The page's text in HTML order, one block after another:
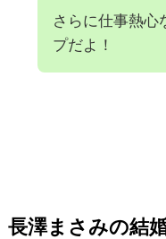
さらに仕事熱心
プだよ！
長澤まさみの結